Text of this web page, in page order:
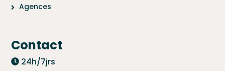
Agences
Contact
24h/7jrs